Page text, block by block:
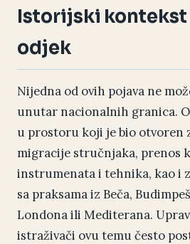
Istorijski
odjek
Nijedna od ovih pojava ne
unutar nacionalnih granica.
u prostoru koji je bio otvoren
migracije stručnjaka, prenos
instrumenata i tehnika, kao i
sa praksama iz Beča,
Londona ili Mediterana.
istraživači ovu temu često